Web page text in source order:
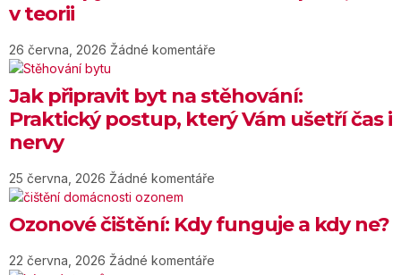
v teorii
26 června, 2026 Žádné komentáře
Jak připravit byt na stěhování:
Praktický postup, který Vám ušetří čas i
nervy
25 června, 2026 Žádné komentáře
Ozonové čištění: Kdy funguje a kdy ne?
22 června, 2026 Žádné komentáře